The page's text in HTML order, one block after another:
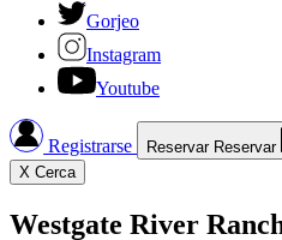
Gorjeo
Instagram
Youtube
Registrarse Reservar Reservar
X Cerca
Westgate River